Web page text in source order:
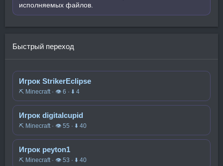
исполняемых файлов.
Быстрый переход
Игрок StrikerEclipse
⛏️ Minecraft · 👁 6 · ⬇ 4
Игрок digitalcupid
⛏️ Minecraft · 👁 55 · ⬇ 40
Игрок peyton1
⛏️ Minecraft · 👁 53 · ⬇ 40